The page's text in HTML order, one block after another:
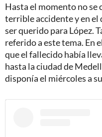
Hasta el momento no se
terrible accidente y en
ser querido para López.
referido a este tema. En
que el fallecido había
hasta la ciudad de
disponía el miércoles a